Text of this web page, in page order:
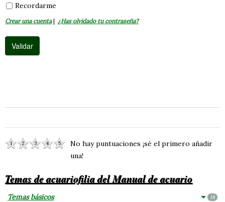
Recordarme
Crear una cuenta| ¿Has olvidado tu contraseña?
1 2 3 4 5
No hay puntuaciones ¡sé el primero añadir
una!
Temas de acuariofilia del Manual de acuario
Temas básicos 18